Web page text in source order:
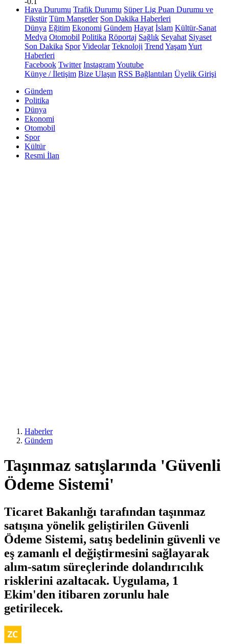
Hava Durumu Trafik Durumu Süper Lig Puan Durumu ve
Fikstür Tüm Manşetler Son Dakika Haberleri
Dünya Eğitim Ekonomi Gündem Hayat İslam Kültür-Sanat
Medya Otomobil Politika Röportaj Sağlık Seyahat Siyaset
Son Dakika Spor Videolar Teknoloji Trend YaşamYurt
Haberleri
Facebook Twitter InstagramYoutube
Künye / İletişim Bize Ulaşın RSS Bağlantıları Üyelik Girişi
Gündem
Politika
Dünya
Ekonomi
Otomobil
Spor
Kültür
Resmi İlan
Haberler
Gündem
Taşınmaz satışlarında 'Güvenli
Ödeme Sistemi'
Ticaret Bakanlığı tarafından taşınmaz
satışına yönelik geliştirilen Güvenli
Ödeme Sistemi, satış bedelinin güvenli ve
eş zamanlı el değiştirmesini sağlayarak
alım-satım süreçlerinde dolandırıcılık
risklerini azaltacak. Uygulama, 1
Ekim'den itibaren zorunlu hale
getirilecek.